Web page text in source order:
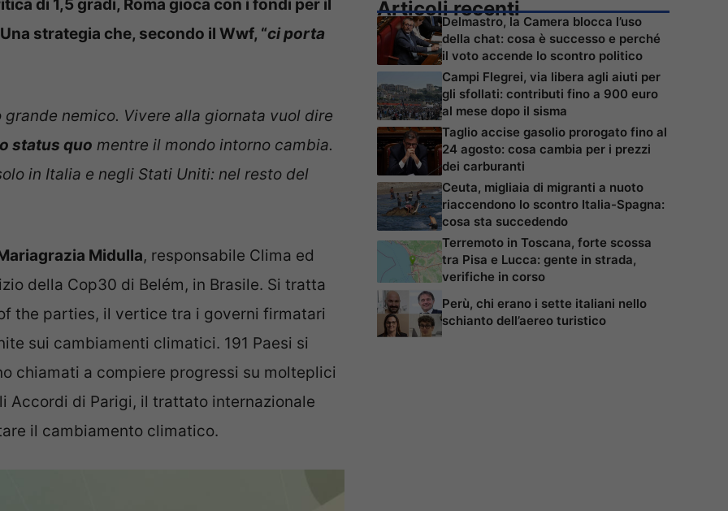
di 1,5 gradi, Roma gioca con i fondi per il
strategia che, secondo il Wwf, “ci porta
nemico. Vivere alla giornata vuol dire
status quo mentre il mondo intorno cambia.
in Italia e negli Stati Uniti: nel resto del
Midulla, responsabile Clima ed
della Cop30 di Belém, in Brasile. Si tratta
the parties, il vertice tra i governi firmatari
sui cambiamenti climatici. 191 Paesi si
chiamati a compiere progressi su molteplici
Accordi di Parigi, il trattato internazionale
il cambiamento climatico.
Articoli recenti
Delmastro, la Camera blocca l’uso
della chat: cosa è successo e perché
il voto accende lo scontro politico
Campi Flegrei, via libera agli aiuti per
gli sfollati: contributi fino a 900 euro
al mese dopo il sisma
Taglio accise gasolio prorogato fino al
24 agosto: cosa cambia per i prezzi
dei carburanti
Ceuta, migliaia di migranti a nuoto
riaccendono lo scontro Italia-Spagna:
cosa sta succedendo
Terremoto in Toscana, forte scossa
tra Pisa e Lucca: gente in strada,
verifiche in corso
Perù, chi erano i sette italiani nello
schianto dell’aereo turistico